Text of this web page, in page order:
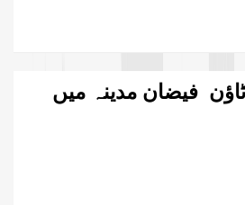
ٹاؤن فیضان مدینہ میں